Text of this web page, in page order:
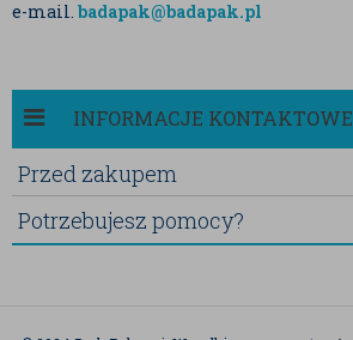
e-mail. badapak@badapak.pl
INFORMACJE KONTAKTOWE
Przed zakupem
Potrzebujesz pomocy?